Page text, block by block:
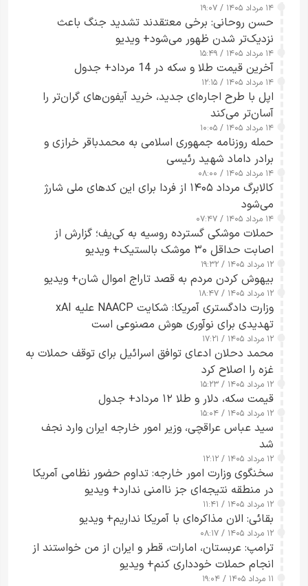
۱۴ مرداد ۱۴۰۵ / ۱۹:۰۷
حسن روحانی: برخی معتقدند تشدید جنگ باعث
نزدیک‌تر شدن ظهور می‌شود+ ویدیو
۱۴ مرداد ۱۴۰۵ / ۱۵:۴۹
آخرین قیمت طلا و سکه در 14 مرداد+ جدول
۱۴ مرداد ۱۴۰۵ / ۱۲:۱۵
اپل با طرح اجاره‌ای جدید، خرید آیفون‌های گران‌تر را
آسان‌تر می‌کند
۱۴ مرداد ۱۴۰۵ / ۱۰:۰۵
حمله روزنامه جمهوری اسلامی به محمدباقر خرازی و
برادر داماد شهید رئیسی
۱۴ مرداد ۱۴۰۵ / ۰۸:۰۰
کالابرگ مرداد ۱۴۰۵ از فردا برای این کدهای ملی شارژ
می‌شود
۱۴ مرداد ۱۴۰۵ / ۰۷:۴۷
حملات موشکی گسترده روسیه به کی‌یف؛ گزارش از
اصابت حداقل ۳۰ موشک بالستیک+ ویدیو
۱۲ مرداد ۱۴۰۵ / ۱۹:۳۲
بیهوش کردن مردم به قصد تاراج اموال شان+ ویدیو
۱۲ مرداد ۱۴۰۵ / ۱۸:۴۷
وزارت دادگستری آمریکا: شکایت NAACP علیه xAI
تهدیدی برای نوآوری هوش مصنوعی است
۱۲ مرداد ۱۴۰۵ / ۱۷:۲۱
محمد دحلان ادعای توافق اسرائیل برای توقف حملات به
غزه را اصلاح کرد
۱۲ مرداد ۱۴۰۵ / ۱۵:۲۳
قیمت سکه، دلار و طلا ۱۲ مرداد+ جدول
۱۲ مرداد ۱۴۰۵ / ۱۵:۰۴
سید عباس عراقچی، وزیر امور خارجه ایران وارد نجف
شد
۱۲ مرداد ۱۴۰۵ / ۱۲:۱۲
سخنگوی وزارت امور خارجه: تداوم حضور نظامی آمریکا
در منطقه نتیجه‌ای جز ناامنی ندارد+ ویدیو
۱۲ مرداد ۱۴۰۵ / ۱۱:۴۱
بقائی: الان مذاکره‌ای با آمریکا نداریم+ ویدیو
۱۲ مرداد ۱۴۰۵ / ۰۸:۱۷
ترامپ: عربستان، امارات، قطر و ایران از من خواستند از
انجام حملات خودداری کنم+ ویدیو
۱۱ مرداد ۱۴۰۵ / ۱۹:۰۴